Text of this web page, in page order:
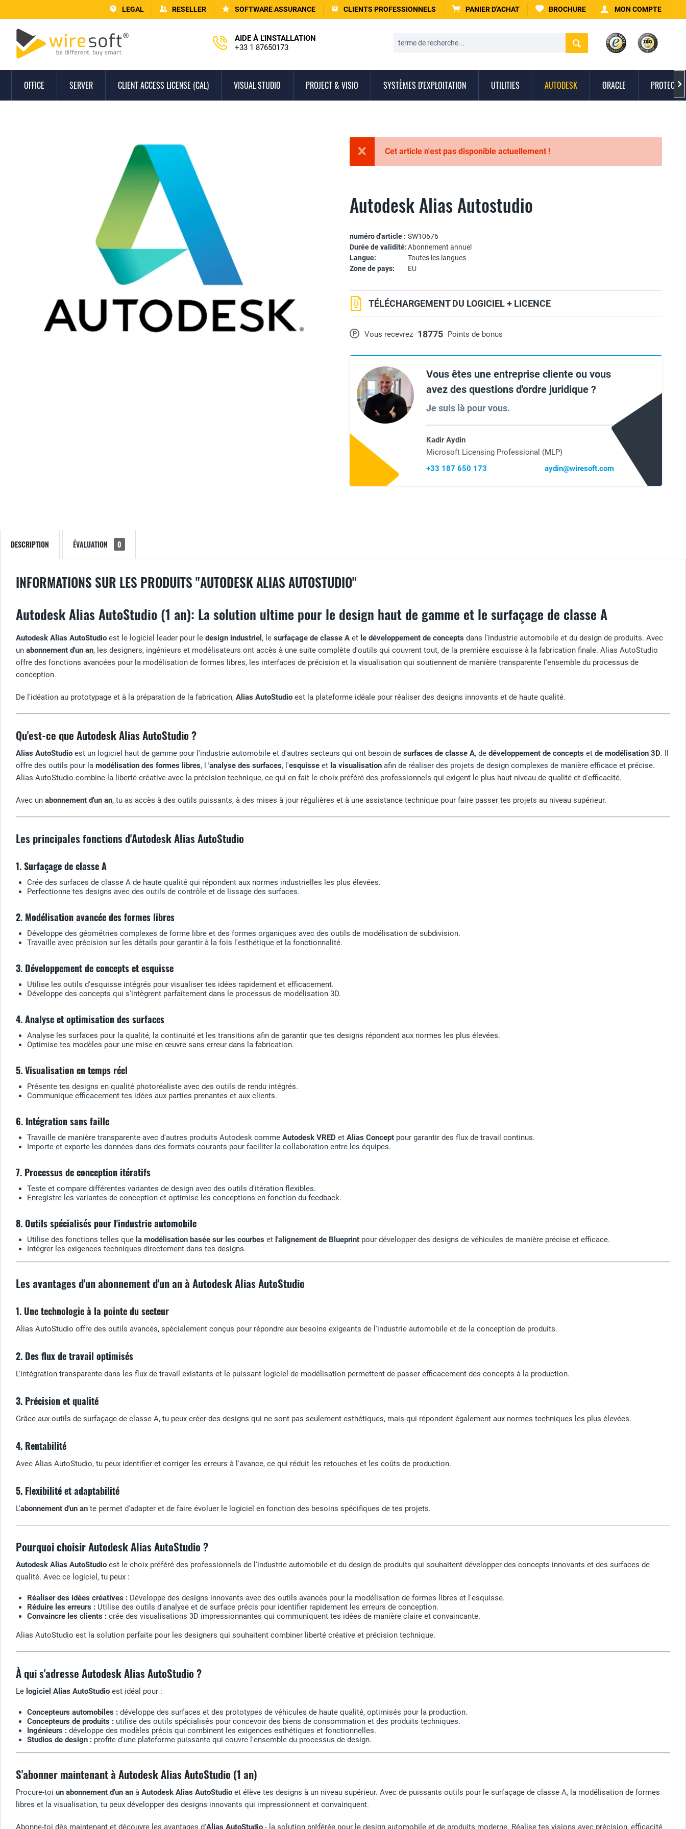
LEGAL RESELLER SOFTWARE ASSURANCE CLIENTS PROFESSIONNELS PANIER D'ACHAT BROCHURE MON COMPTE
AIDE À L'INSTALLATION
+33 1 87650173
OFFICE SERVER CLIENT ACCESS LICENSE (CAL) VISUAL STUDIO PROJECT & VISIO SYSTÈMES D'EXPLOITATION UTILITIES AUTODESK ORACLE 
Cet article n'est pas disponible actuellement !
Autodesk Alias Autostudio
numéro d'article : SW10676
Durée de validité:Abonnement annuel
Langue:
Toutes les langues
Zone de pays:
EU
P Vous recevrez 18775 Points de bonus
TÉLÉCHARGEMENT DU LOGICIEL + LICENCE
Vous êtes une entreprise cliente ou vous
avez des questions d'ordre juridique ?
Je suis là pour vous.
Kadir Aydin
Microsoft Licensing Professional (MLP)
+33 187 650 173
aydin@wiresoft.com
DESCRIPTION ÉVALUATION 0
INFORMATIONS SUR LES PRODUITS "AUTODESK ALIAS AUTOSTUDIO"
Autodesk Alias AutoStudio (1 an): La solution ultime pour le design haut de gamme et le surfaçage de classe A
Autodesk Alias AutoStudio est le logiciel leader pour le design industriel , le surfaçage de classe A et le développement de concepts dans l'industrie automobile et du design de produits. Avec
un abonnement d'un an, les designers, ingénieurs et modélisateurs ont accès à une suite complète d'outils qui couvrent tout, de la première esquisse à la fabrication finale. Alias AutoStudio
offre des fonctions avancées pour la modélisation de formes libres, les interfaces de précision et la visualisation qui soutiennent de manière transparente l'ensemble du processus de
conception.
De l'idéation au prototypage et à la préparation de la fabrication, Alias AutoStudio est la plateforme idéale pour réaliser des designs innovants et de haute qualité.
Qu'est-ce que Autodesk Alias AutoStudio ?
Alias AutoStudio est un logiciel haut de gamme pour l'industrie automobile et d'autres secteurs qui ont besoin de surfaces de classe A, de développement de concepts et de modélisation 3D. Il
offre des outils pour la modélisation des formes libres, l 'analyse des surfaces, l'esquisse et la visualisation afin de réaliser des projets de design complexes de manière efficace et précise.
Alias AutoStudio combine la liberté créative avec la précision technique, ce qui en fait le choix préféré des professionnels qui exigent le plus haut niveau de qualité et d'efficacité.
Avec un abonnement d'un an, tu as accès à des outils puissants, à des mises à jour régulières et à une assistance technique pour faire passer tes projets au niveau supérieur.
Les principales fonctions d'Autodesk Alias AutoStudio
1. Surfaçage de classe A
Crée des surfaces de classe A de haute qualité qui répondent aux normes industrielles les plus élevées.
Perfectionne tes designs avec des outils de contrôle et de lissage des surfaces.
2. Modélisation avancée des formes libres
Développe des géométries complexes de forme libre et des formes organiques avec des outils de modélisation de subdivision.
Travaille avec précision sur les détails pour garantir à la fois l'esthétique et la fonctionnalité.
3. Développement de concepts et esquisse
Utilise les outils d'esquisse intégrés pour visualiser tes idées rapidement et efficacement.
Développe des concepts qui s'intègrent parfaitement dans le processus de modélisation 3D.
4. Analyse et optimisation des surfaces
Analyse les surfaces pour la qualité, la continuité et les transitions afin de garantir que tes designs répondent aux normes les plus élevées.
Optimise tes modèles pour une mise en œuvre sans erreur dans la fabrication.
5. Visualisation en temps réel
Présente tes designs en qualité photoréaliste avec des outils de rendu intégrés.
Communique efficacement tes idées aux parties prenantes et aux clients.
6. Intégration sans faille
Travaille de manière transparente avec d'autres produits Autodesk comme Autodesk VRED et Alias Concept pour garantir des flux de travail continus.
Importe et exporte les données dans des formats courants pour faciliter la collaboration entre les équipes.
7. Processus de conception itératifs
Teste et compare différentes variantes de design avec des outils d'itération flexibles.
Enregistre les variantes de conception et optimise les conceptions en fonction du feedback.
8. Outils spécialisés pour l'industrie automobile
Utilise des fonctions telles que la modélisation basée sur les courbes et l'alignement de Blueprint pour développer des designs de véhicules de manière précise et efficace.
Intégrer les exigences techniques directement dans tes designs.
Les avantages d'un abonnement d'un an à Autodesk Alias AutoStudio
1. Une technologie à la pointe du secteur
Alias AutoStudio offre des outils avancés, spécialement conçus pour répondre aux besoins exigeants de l'industrie automobile et de la conception de produits.
2. Des flux de travail optimisés
L'intégration transparente dans les flux de travail existants et le puissant logiciel de modélisation permettent de passer efficacement des concepts à la production.
3. Précision et qualité
Grâce aux outils de surfaçage de classe A, tu peux créer des designs qui ne sont pas seulement esthétiques, mais qui répondent également aux normes techniques les plus élevées.
4. Rentabilité
Avec Alias AutoStudio, tu peux identifier et corriger les erreurs à l'avance, ce qui réduit les retouches et les coûts de production.
5. Flexibilité et adaptabilité
L'abonnement d'un an te permet d'adapter et de faire évoluer le logiciel en fonction des besoins spécifiques de tes projets.
Pourquoi choisir Autodesk Alias AutoStudio ?
Autodesk Alias AutoStudio est le choix préféré des professionnels de l'industrie automobile et du design de produits qui souhaitent développer des concepts innovants et des surfaces de
qualité. Avec ce logiciel, tu peux :
Réaliser des idées créatives : Développe des designs innovants avec des outils avancés pour la modélisation de formes libres et l'esquisse.
Réduire les erreurs : Utilise des outils d'analyse et de surface précis pour identifier rapidement les erreurs de conception.
Convaincre les clients : crée des visualisations 3D impressionnantes qui communiquent tes idées de manière claire et convaincante.
Alias AutoStudio est la solution parfaite pour les designers qui souhaitent combiner liberté créative et précision technique.
À qui s'adresse Autodesk Alias AutoStudio ?
Le logiciel Alias AutoStudio est idéal pour :
Concepteurs automobiles : développe des surfaces et des prototypes de véhicules de haute qualité, optimisés pour la production.
Concepteurs de produits : utilise des outils spécialisés pour concevoir des biens de consommation et des produits techniques.
Ingénieurs : développe des modèles précis qui combinent les exigences esthétiques et fonctionnelles.
Studios de design : profite d'une plateforme puissante qui couvre l'ensemble du processus de design.
S'abonner maintenant à Autodesk Alias AutoStudio (1 an)
Procure-toi un abonnement d'un an à Autodesk Alias AutoStudio et élève tes designs à un niveau supérieur. Avec de puissants outils pour le surfaçage de classe A, la modélisation de formes
libres et la visualisation, tu peux développer des designs innovants qui impressionnent et convainquent.
Abonne-toi dès maintenant et découvre les avantages d'Alias AutoStudio - la solution préférée pour le design automobile et de produits moderne. Réalise tes visions avec précision, efficacité